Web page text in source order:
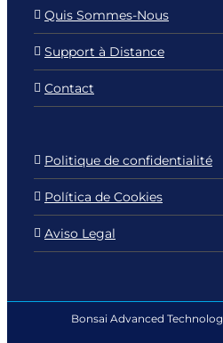
Quis Sommes-Nous
Support à Distance
Contact
Politique de confidentialité
Política de Cookies
Aviso Legal
Bonsai Advanced